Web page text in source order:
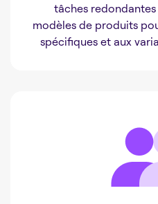
tâches
modèles de produits
spécifiques et aux